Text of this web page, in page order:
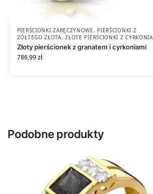
PIERŚCIONKI ZARĘCZYNOWE, PIERŚCIONKI Z
ŻÓŁTEGO ZŁOTA,ZŁOTE PIERŚCIONKI Z
Złoty pierścionek z granatem i cyrkoniami
786,99zł
Podobne produkty